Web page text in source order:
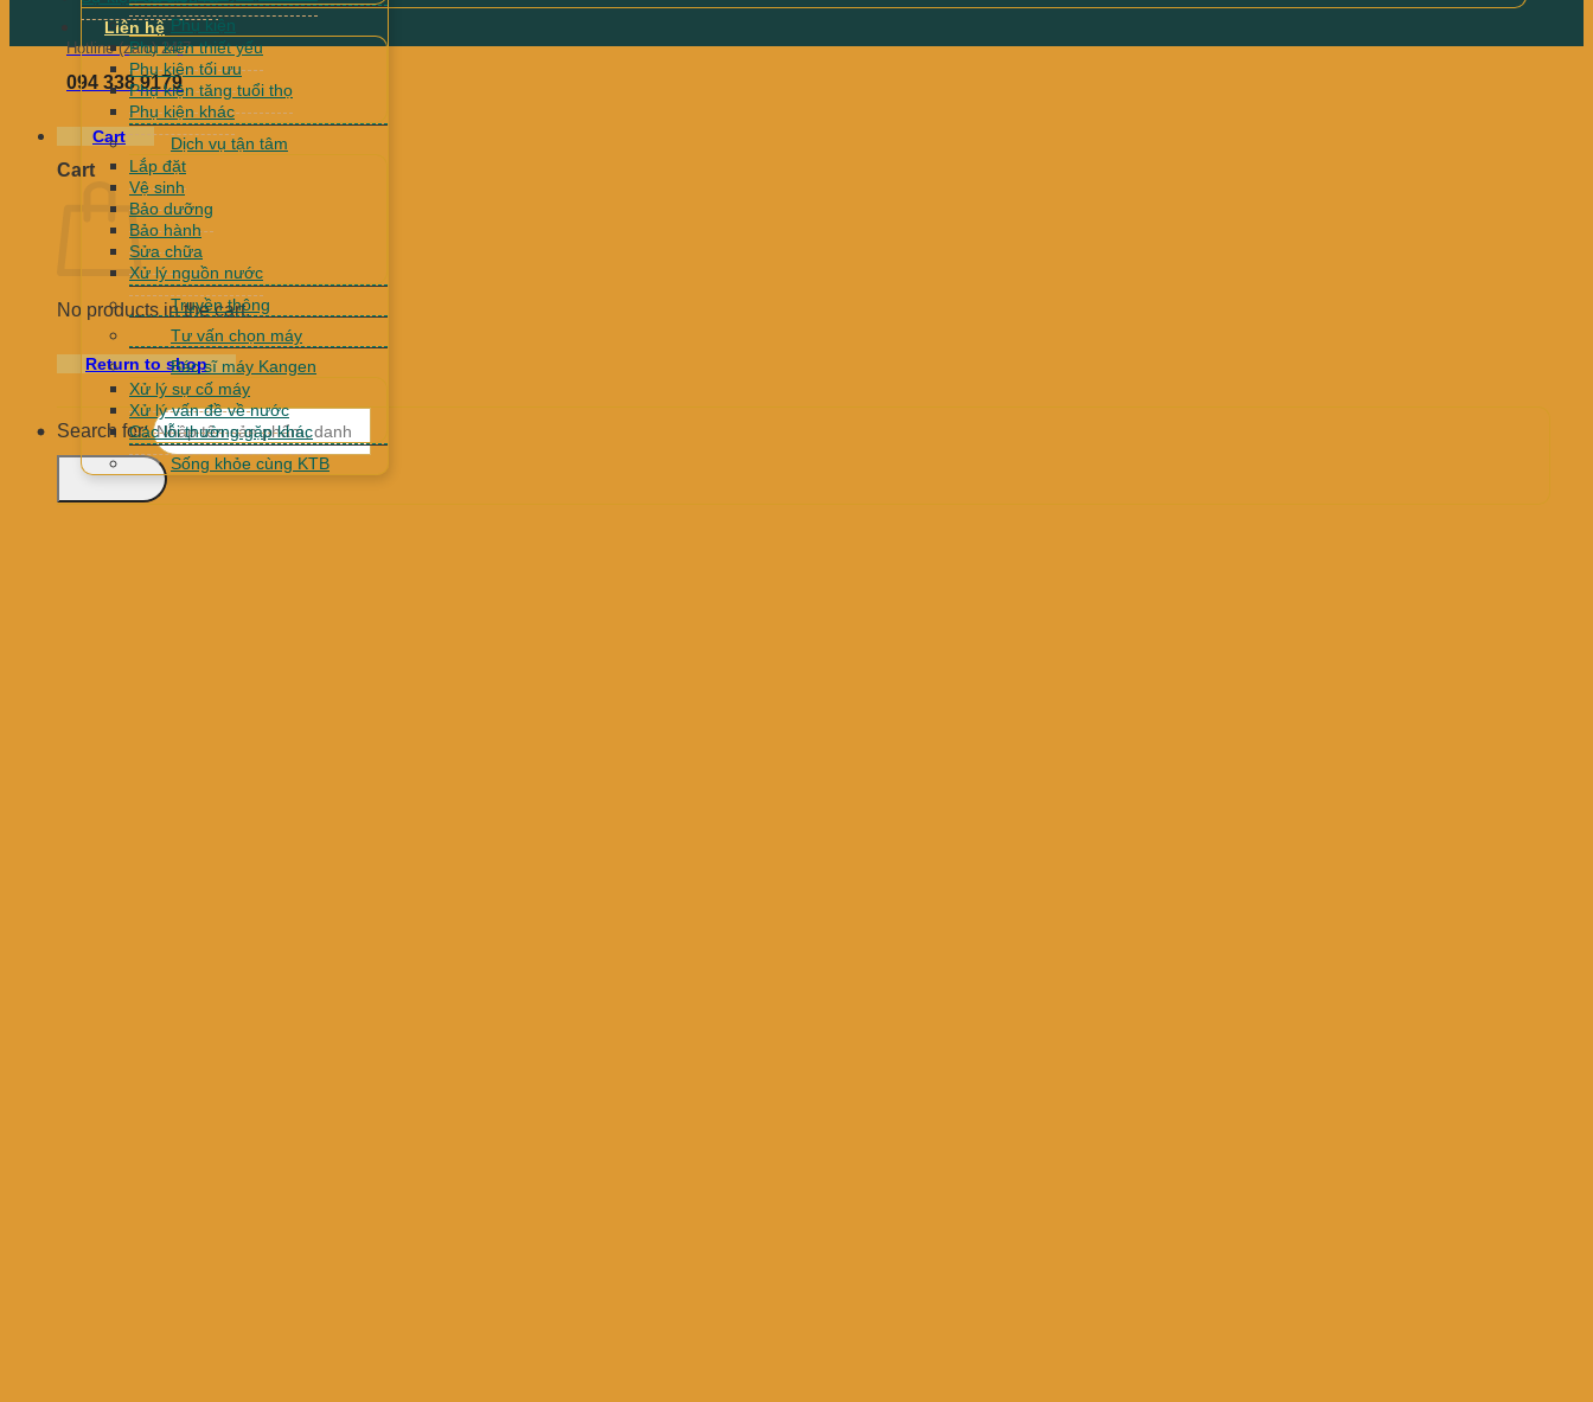
Hotline (zalo) 24/7
094 338 9179
Cart
Cart
No products in the cart.
Return to shop
Search for:
Phụ kiện
Phụ kiện thiết yếu
Phụ kiện tối ưu
Phụ kiện tăng tuổi thọ
Phụ kiện khác
Dịch vụ tận tâm
Lắp đặt
Vệ sinh
Bảo dưỡng
Bảo hành
Sửa chữa
Xử lý nguồn nước
Truyền thông
Tư vấn chọn máy
Bác sĩ máy Kangen
Xử lý sự cố máy
Xử lý vấn đề về nước
Các lỗi thường gặp khác
Sống khỏe cùng KTB
Liên hệ